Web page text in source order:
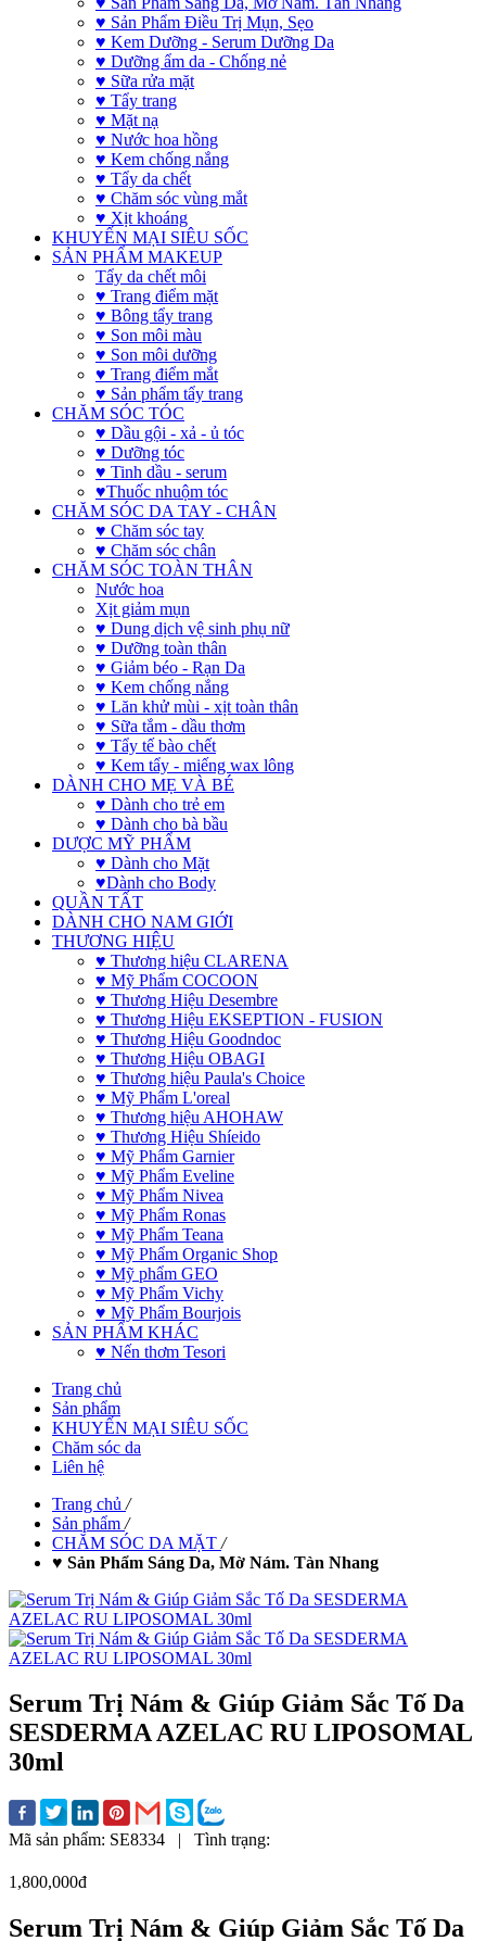
♥ Sản Phẩm Điều Trị Mụn, Sẹo
♥ Kem Dưỡng - Serum Dưỡng Da
♥ Dưỡng ẩm da - Chống nẻ
♥ Sữa rửa mặt
♥ Tẩy trang
♥ Mặt nạ
♥ Nước hoa hồng
♥ Kem chống nắng
♥ Tẩy da chết
♥ Chăm sóc vùng mắt
♥ Xịt khoáng
KHUYẾN MẠI SIÊU SỐC
SẢN PHẨM MAKEUP
Tẩy da chết môi
♥ Trang điểm mặt
♥ Bông tẩy trang
♥ Son môi màu
♥ Son môi dưỡng
♥ Trang điểm mắt
♥ Sản phẩm tẩy trang
CHĂM SÓC TÓC
♥ Dầu gội - xả - ủ tóc
♥ Dưỡng tóc
♥ Tinh dầu - serum
♥Thuốc nhuộm tóc
CHĂM SÓC DA TAY - CHÂN
♥ Chăm sóc tay
♥ Chăm sóc chân
CHĂM SÓC TOÀN THÂN
Nước hoa
Xịt giảm mụn
♥ Dung dịch vệ sinh phụ nữ
♥ Dưỡng toàn thân
♥ Giảm béo - Rạn Da
♥ Kem chống nắng
♥ Lăn khử mùi - xịt toàn thân
♥ Sữa tắm - dầu thơm
♥ Tẩy tế bào chết
♥ Kem tẩy - miếng wax lông
DÀNH CHO MẸ VÀ BÉ
♥ Dành cho trẻ em
♥ Dành cho bà bầu
DƯỢC MỸ PHẨM
♥ Dành cho Mặt
♥Dành cho Body
QUẦN TẤT
DÀNH CHO NAM GIỚI
THƯƠNG HIỆU
♥ Thương hiệu CLARENA
♥ Mỹ Phẩm COCOON
♥ Thương Hiệu Desembre
♥ Thương Hiệu EKSEPTION - FUSION
♥ Thương Hiệu Goodndoc
♥ Thương Hiệu OBAGI
♥ Thương hiệu Paula's Choice
♥ Mỹ Phẩm L'oreal
♥ Thương hiệu AHOHAW
♥ Thương Hiệu Shíeido
♥ Mỹ Phẩm Garnier
♥ Mỹ Phẩm Eveline
♥ Mỹ Phẩm Nivea
♥ Mỹ Phẩm Ronas
♥ Mỹ Phẩm Teana
♥ Mỹ Phẩm Organic Shop
♥ Mỹ phẩm GEO
♥ Mỹ Phẩm Vichy
♥ Mỹ Phẩm Bourjois
SẢN PHẨM KHÁC
♥ Nến thơm Tesori
Trang chủ
Sản phẩm
KHUYẾN MẠI SIÊU SỐC
Chăm sóc da
Liên hệ
Trang chủ /
Sản phẩm /
CHĂM SÓC DA MẶT /
♥ Sản Phẩm Sáng Da, Mờ Nám. Tàn Nhang
Serum Trị Nám & Giúp Giảm Sắc Tố Da
SESDERMA AZELAC RU LIPOSOMAL
30ml
Mã sản phẩm: SE8334 | Tình trạng:
1,800,000đ
Serum Trị Nám & Giúp Giảm Sắc Tố Da